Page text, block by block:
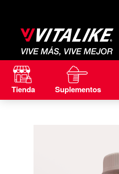
Tienda Suplementos